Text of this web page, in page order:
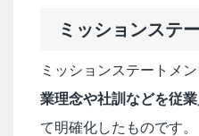
ミッションステ
ミッションステートメン
業理念や社訓などを従
て明確化したものです